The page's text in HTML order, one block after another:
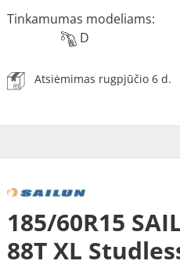
Tinkamumas modeliams:
D
Atsiėmimas rugpjūčio 6 d.
185/60R15
88T XL